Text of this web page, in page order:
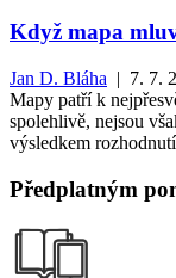
Když mapa
Jan D. Bláha | 7. 7.
Mapy patří k
spolehlivě, nejsou
výsledkem
Předplatným